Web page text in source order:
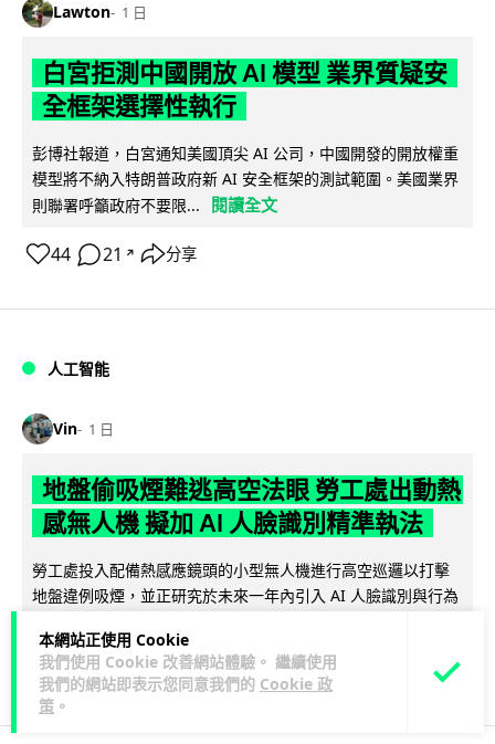
本網站正使用 Cookie
我們使用 Cookie 改善網站體驗。 繼續使用
我們的網站即表示您同意我們的 Cookie 政
策 。
Lawton 1 日
白宮拒測中國開放 AI 模型 業界質疑安
全框架選擇性執行
彭博社報道，白宮通知美國頂尖 AI 公司，中國開發的開放權重
模型將不納入特朗普政府新 AI 安全框架的測試範圍。美國業界
則聯署呼籲政府不要限...
閱讀全文
44 21 ↗ 分享
人工智能
Vin 1 日
地盤偷吸煙難逃高空法眼 勞工處出動熱
感無人機 擬加 AI 人臉識別精準執法
勞工處投入配備熱感應鏡頭的小型無人機進行高空巡邏以打擊
地盤違例吸煙，並正研究於未來一年內引入 AI 人臉識別與行為
246 55 ↗ 分享